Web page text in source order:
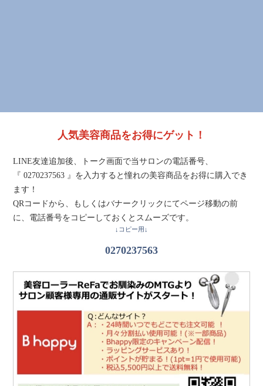
人気美容商品をお得にゲット！
LINE友達追加後、トーク画面で当サロンの電話番号、
『 0270237563 』を入力すると憧れの美容商品をお得に購入でき
ます！
QRコードから、もしくはバナークリックにてページ移動の前
に、電話番号をコピーしておくとスムーズです。
↓コピー用↓
0270237563